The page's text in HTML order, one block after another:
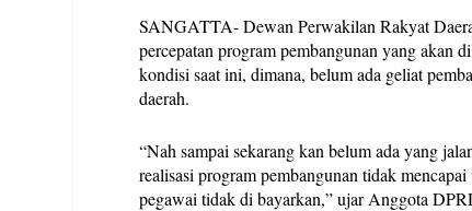
SANGATTA- Dewan Perwakilan Rakyat
percepatan program pembangunan yang akan
kondisi saat ini, dimana, belum ada geliat
daerah.
“Nah sampai sekarang kan belum ada yang
realisasi program pembangunan tidak
pegawai tidak di bayarkan,” ujar Anggota